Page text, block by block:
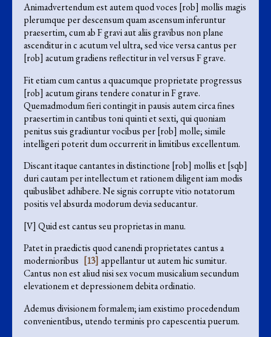
Animadvertendum est autem quod voces [rob] mollis magis
plerumque per descensum quam ascensum inferuntur
praesertim, cum ab F gravi aut aliis gravibus non plane
ascenditur in c acutum vel ultra, sed vice versa cantus per
[rob] acutum gradiens reflectitur in vel versus F grave.
Fit etiam cum cantus a quacumque proprietate progressus
[rob] acutum girans tendere conatur in F grave.
Quemadmodum fieri contingit in pausis autem circa fines
praesertim in cantibus toni quinti et sexti, qui quoniam
penitus suis gradiuntur vocibus per [rob] molle; simile
intelligeri poterit dum occurrerit in limitibus excellentum.
Discant itaque cantantes in distinctione [rob] mollis et [sqb]
duri cautam per intellectum et rationem diligent iam modis
quibuslibet adhibere. Ne signis corrupte vitio notatorum
positis vel absurda modorum devia seducantur.
[V] Quid est cantus seu proprietas in manu.
Patet in praedictis quod canendi proprietates cantus a
modernioribus [13] appellantur ut autem hic sumitur.
Cantus non est aliud nisi sex vocum musicalium secundum
elevationem et depressionem debita ordinatio.
Ademus divisionem formalem; iam existimo procedendum
convenientibus, utendo terminis pro capescentia puerum.